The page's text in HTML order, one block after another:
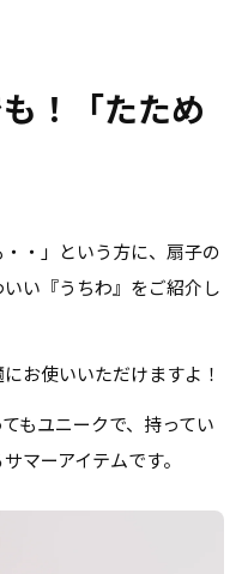
！「たため
・」という方に、扇子の
い『うちわ』をご紹介し
お使いいただけますよ！
もユニークで、持ってい
マーアイテムです。